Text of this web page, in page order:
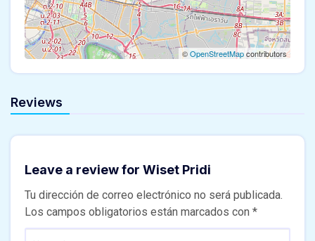
©OpenStreetMapcontributors
Reviews
Leave a review for Wiset Pridi
Tu dirección de correo electrónico no será publicada.
Los campos obligatorios están marcados con *